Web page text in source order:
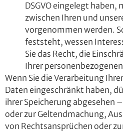
DSGVO eingelegt haben,
zwischen Ihren und
vorgenommen werden.
feststeht, wessen
Sie das Recht, die
Ihrer
Wenn Sie die Verarbeitung
Daten eingeschränkt haben,
ihrer Speicherung abgesehen
oder zur Geltendmachung,
von Rechtsansprüchen oder